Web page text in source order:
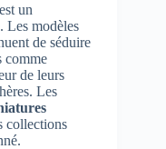
est un
Les modèles
de séduire
comme
de leurs
Les
collections